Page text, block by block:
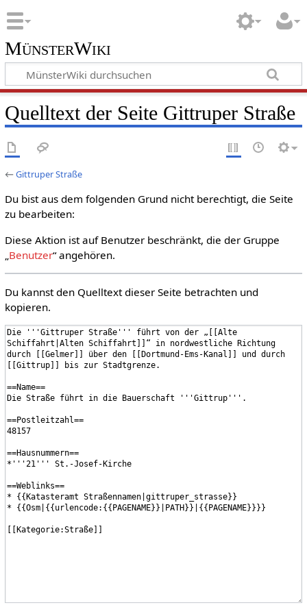
MünsterWiki
Quelltext der Seite Gittruper Straße
←Gittruper Straße
Du bist aus dem folgenden Grund nicht berechtigt, die Seite
zu bearbeiten:
Diese Aktion ist auf Benutzer beschränkt, die der Gruppe
Benutzer“ angehören.
Du kannst den Quelltext dieser Seite betrachten und
kopieren.